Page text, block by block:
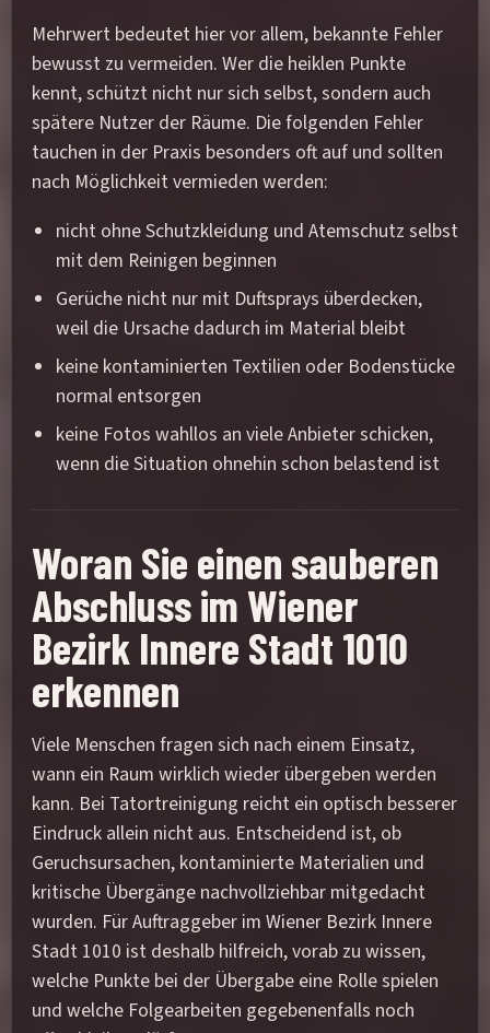
Mehrwert bedeutet hier vor allem, bekannte Fehler
bewusst zu vermeiden. Wer die heiklen Punkte
kennt, schützt nicht nur sich selbst, sondern auch
spätere Nutzer der Räume. Die folgenden Fehler
tauchen in der Praxis besonders oft auf und sollten
nach Möglichkeit vermieden werden:
nicht ohne Schutzkleidung und Atemschutz selbst
mit dem Reinigen beginnen
Gerüche nicht nur mit Duftsprays überdecken,
weil die Ursache dadurch im Material bleibt
keine kontaminierten Textilien oder Bodenstücke
normal entsorgen
keine Fotos wahllos an viele Anbieter schicken,
wenn die Situation ohnehin schon belastend ist
Woran Sie einen sauberen
Abschluss im Wiener
Bezirk Innere Stadt 1010
erkennen
Viele Menschen fragen sich nach einem Einsatz,
wann ein Raum wirklich wieder übergeben werden
kann. Bei Tatortreinigung reicht ein optisch besserer
Eindruck allein nicht aus. Entscheidend ist, ob
Geruchsursachen, kontaminierte Materialien und
kritische Übergänge nachvollziehbar mitgedacht
wurden. Für Auftraggeber im Wiener Bezirk Innere
Stadt 1010 ist deshalb hilfreich, vorab zu wissen,
welche Punkte bei der Übergabe eine Rolle spielen
und welche Folgearbeiten gegebenenfalls noch